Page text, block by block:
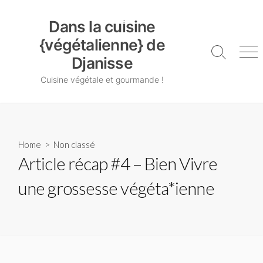
Dans la cuisine
{végétalienne} de
Djanisse
Cuisine végétale et gourmande !
Search
Home > Non classé
Article récap #4 – Bien Vivre
une grossesse végéta*ienne